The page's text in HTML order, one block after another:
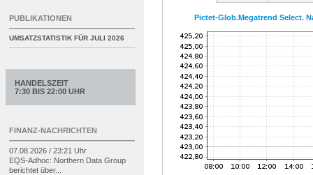
Pictet-Glob.Megatrend Select.
PUBLIKATIONEN
UMSATZSTATISTIK FÜR JULI 2026
HANDELSZEIT
7:30 BIS 22:00 UHR
FINANZ-NACHRICHTEN
07.08.2026 / 23:21 Uhr
EQS-Adhoc: Northern Data Group
berichtet über...